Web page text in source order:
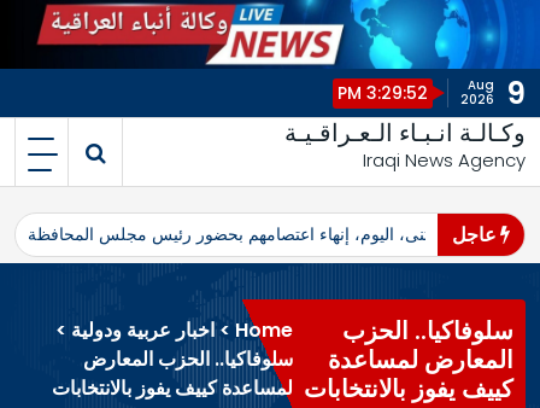
i
t
9
Aug
2026
3:29:52 PM
وكـالـة انـبـاء الـعـراقـيـة
Iraqi News Agency
عاجل
محافظ المثنى، اليوم، إنهاء اعتصامهم بحضور رئيس مجلس المحافظة
سلوفاكيا.. الحزب
المعارض لمساعدة
كييف يفوز بالانتخابات
Home
>اخبار عربية ودولية >
سلوفاكيا.. الحزب المعارض
لمساعدة كييف يفوز بالانتخابات